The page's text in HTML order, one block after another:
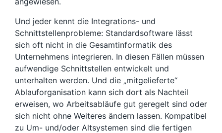
Und jeder kennt die Integrations- und
Schnittstellenprobleme: Standardsoftware lässt
sich oft nicht in die Gesamtinformatik des
Unternehmens integrieren. In diesen Fällen müssen
aufwendige Schnittstellen entwickelt und
unterhalten werden. Und die „mitgelieferte“
Ablauforganisation kann sich dort als Nachteil
erweisen, wo Arbeitsabläufe gut geregelt sind oder
sich nicht ohne Weiteres ändern lassen. Kompatibel
zu Um- und/oder Altsystemen sind die fertigen